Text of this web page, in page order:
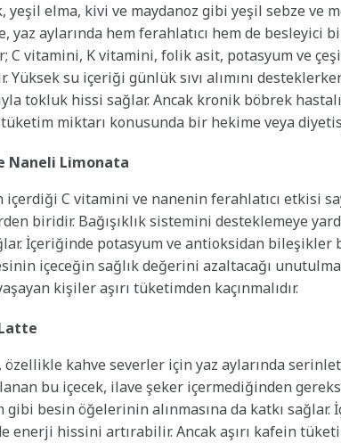
yeşil elma, kivi ve maydanoz gibi yeşil sebze ve
yaz aylarında hem ferahlatıcı hem de
C vitamini, K vitamini, folik asit, potasyum ve
Yüksek su içeriği günlük sıvı alımını
tokluk hissi sağlar. Ancak kronik böbrek
miktarı konusunda bir hekime veya
Naneli Limonata
içerdiği C vitamini ve nanenin ferahlatıcı etkisi
biridir. Bağışıklık sistemini desteklemeye
İçeriğinde potasyum ve antioksidan bileşikler
içeceğin sağlık değerini azaltacağı
kişiler aşırı tüketimden kaçınmalıdır.
özellikle kahve severler için yaz aylarında
bu içecek, ilave şeker içermediğinden
gibi besin öğelerinin alınmasına da katkı
enerji hissini artırabilir. Ancak aşırı kafein